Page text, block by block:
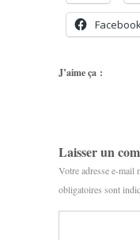
J’aime ça :
Laisser un
Votre adresse e-mail
obligatoires sont